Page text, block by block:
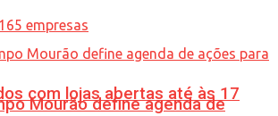
com lojas abertas até às 17
Mourão define agenda de